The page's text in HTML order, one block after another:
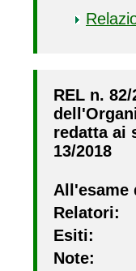
REL n.
redatta ai
13/2018
All'esame
Relatori:
Esiti:
Note: